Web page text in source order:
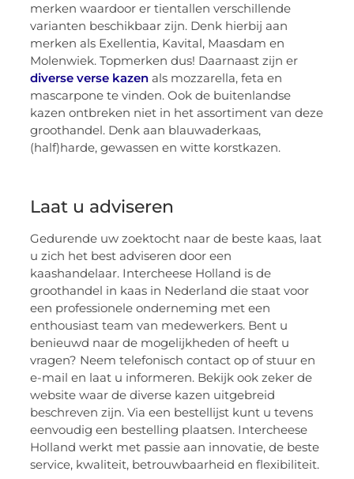
merken waardoor er tientallen verschillende
varianten beschikbaar zijn. Denk hierbij aan
merken als Exellentia, Kavital, Maasdam en
Molenwiek. Topmerken dus! Daarnaast zijn er
diverse verse kazen als mozzarella, feta en
mascarpone te vinden. Ook de buitenlandse
kazen ontbreken niet in het assortiment van deze
groothandel. Denk aan blauwaderkaas,
(half)harde, gewassen en witte korstkazen.
Laat u adviseren
Gedurende uw zoektocht naar de beste kaas, laat
u zich het best adviseren door een
kaashandelaar. Intercheese Holland is de
groothandel in kaas in Nederland die staat voor
een professionele onderneming met een
enthousiast team van medewerkers. Bent u
benieuwd naar de mogelijkheden of heeft u
vragen? Neem telefonisch contact op of stuur en
e-mail en laat u informeren. Bekijk ook zeker de
website waar de diverse kazen uitgebreid
beschreven zijn. Via een bestellijst kunt u tevens
eenvoudig een bestelling plaatsen. Intercheese
Holland werkt met passie aan innovatie, de beste
service, kwaliteit, betrouwbaarheid en flexibiliteit.